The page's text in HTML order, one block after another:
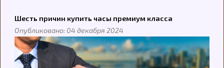
Шесть причин купить часы премиум класса
Опубликовано: 04 декабря 2024